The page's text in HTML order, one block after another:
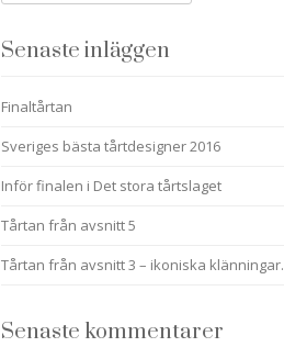
Senaste inläggen
Finaltårtan
Sveriges bästa tårtdesigner 2016
Inför finalen i Det stora tårtslaget
Tårtan från avsnitt 5
Tårtan från avsnitt 3 – ikoniska klänningar.
Senaste kommentarer